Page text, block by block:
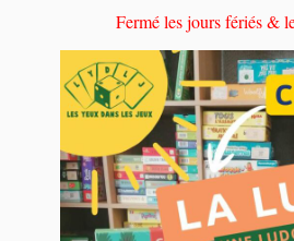
Fermé les jours fériés &